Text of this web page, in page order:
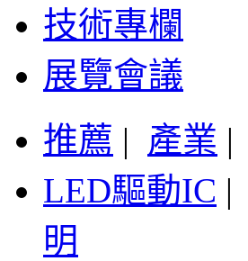
技術專欄
展覽會議
推薦 | 產業 |
LED驅動IC |
明